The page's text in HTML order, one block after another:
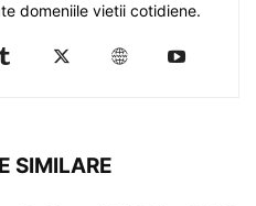
domeniile vietii cotidiene.
SIMILARE